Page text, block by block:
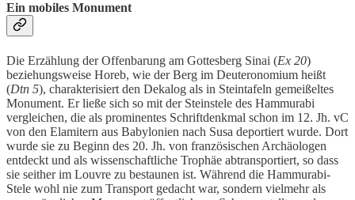
Ein mobiles Monument
Die Erzählung der Offenbarung am Gottesberg Sinai (Ex 20)
beziehungsweise Horeb, wie der Berg im Deuteronomium heißt
(Dtn 5), charakterisiert den Dekalog als in Steintafeln gemeißeltes
Monument. Er ließe sich so mit der Steinstele des Hammurabi
vergleichen, die als prominentes Schriftdenkmal schon im 12. Jh. vC
von den Elamitern aus Babylonien nach Susa deportiert wurde. Dort
wurde sie zu Beginn des 20. Jh. von französischen Archäologen
entdeckt und als wissenschaftliche Trophäe abtransportiert, so dass
sie seither im Louvre zu bestaunen ist. Während die Hammurabi-
Stele wohl nie zum Transport gedacht war, sondern vielmehr als